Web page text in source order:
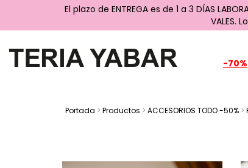
El plazo de ENTREGA es de 1 a 3 DÍAS
VALES.
-70%
Portada > Productos > ACCESORIOS TODO -50% >